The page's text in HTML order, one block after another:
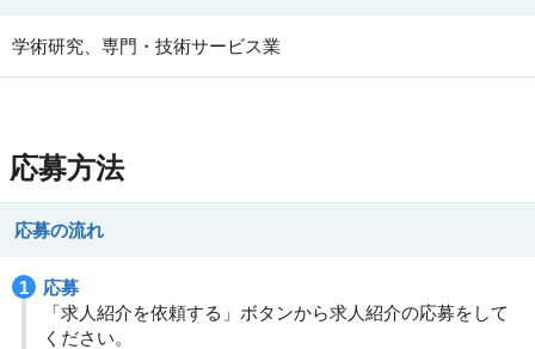
学術研究、専門・技術サービス業
応募方法
応募の流れ
応募
「求人紹介を依頼する」ボタンから求人紹介の応募をして
ください。